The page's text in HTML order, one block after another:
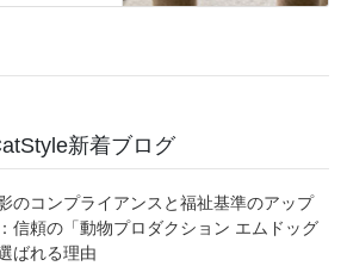
新着ブログ
のコンプライアンスと福祉基準のアップ
信頼の「動物プロダクション エムドッグ
ばれる理由